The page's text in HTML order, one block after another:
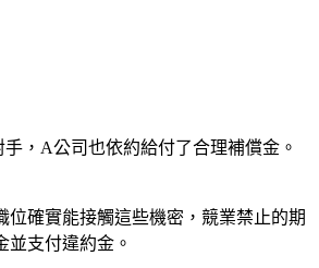
，A公司也依約給付了合理補償金。
確實能接觸這些機密，競業禁止的期
支付違約金。